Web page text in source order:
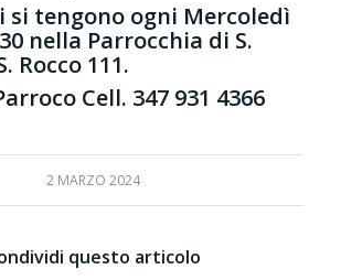
si tengono ogni Mercoledì
nella Parrocchia di S.
Rocco 111.
Cell. 347 931 4366
2 MARZO 2024
questo articolo